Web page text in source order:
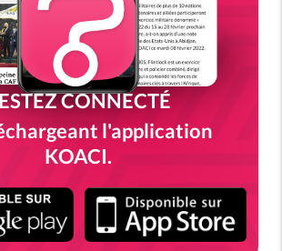
CONNECTÉ
l'application
KOACI.